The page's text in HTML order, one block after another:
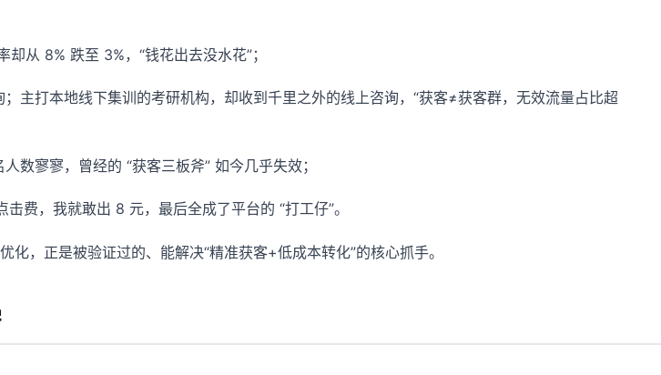
从 8% 跌至 3%，“钱花出去没水花”；
主打本地线下集训的考研机构，却收到千里之外的线上咨询，“获客≠获客群，无效流量占比超
数寥寥，曾经的 “获客三板斧” 如今几乎失效；
费，我就敢出 8 元，最后全成了平台的 “打工仔”。
，正是被验证过的、能解决“精准获客+低成本转化”的核心抓手。